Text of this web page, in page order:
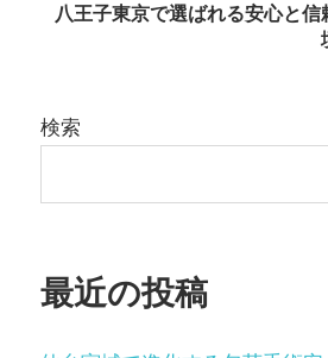
ビ
ー
ョ
八王子東京で選ばれる安心と
検索
最近の投稿